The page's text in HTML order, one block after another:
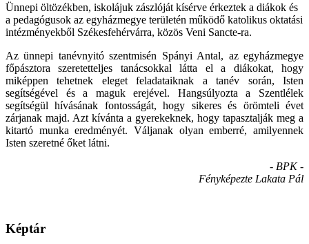
Ünnepi öltözékben, iskolájuk zászlóját kísérve érkeztek a diákok és
a pedagógusok az egyházmegye területén működő katolikus oktatási
intézményekből Székesfehérvárra, közös Veni Sancte-ra.
Az ünnepi tanévnyitó szentmisén Spányi Antal, az egyházmegye
főpásztora szeretetteljes tanácsokkal látta el a diákokat, hogy
miképpen tehetnek eleget feladataiknak a tanév során, Isten
segítségével és a maguk erejével. Hangsúlyozta a Szentlélek
segítségül hívásának fontosságát, hogy sikeres és örömteli évet
zárjanak majd. Azt kívánta a gyerekeknek, hogy tapasztalják meg a
kitartó munka eredményét. Váljanak olyan emberré, amilyennek
Isten szeretné őket látni.
- BPK -
Fényképezte Lakata Pál
Képtár